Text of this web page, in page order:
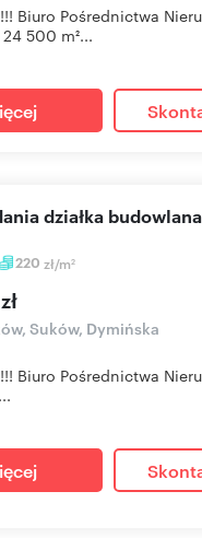
Biuro Pośrednictwa
500 m²...
220 zł/m2
działka
Suków, Dymińska
Biuro Pośrednictwa